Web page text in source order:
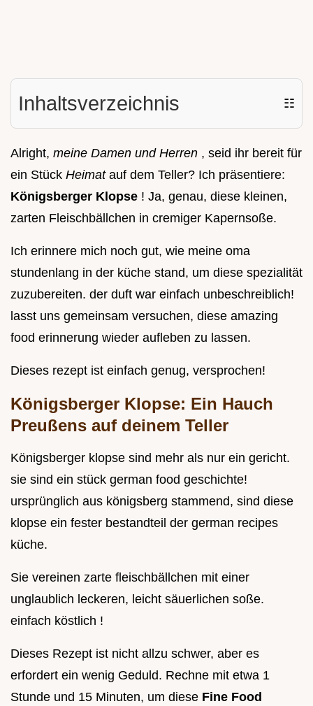
Inhaltsverzeichnis ☷
Alright, meine Damen und Herren , seid ihr bereit für
ein Stück Heimat auf dem Teller? Ich präsentiere:
Königsberger Klopse ! Ja, genau, diese kleinen,
zarten Fleischbällchen in cremiger Kapernsoße.
Ich erinnere mich noch gut, wie meine oma
stundenlang in der küche stand, um diese spezialität
zuzubereiten. der duft war einfach unbeschreiblich!
lasst uns gemeinsam versuchen, diese amazing
food erinnerung wieder aufleben zu lassen.
Dieses rezept ist einfach genug, versprochen!
Königsberger Klopse: Ein Hauch
Preußens auf deinem Teller
Königsberger klopse sind mehr als nur ein gericht.
sie sind ein stück german food geschichte!
ursprünglich aus königsberg stammend, sind diese
klopse ein fester bestandteil der german recipes
küche.
Sie vereinen zarte fleischbällchen mit einer
unglaublich leckeren, leicht säuerlichen soße.
einfach köstlich !
Dieses Rezept ist nicht allzu schwer, aber es
erfordert ein wenig Geduld. Rechne mit etwa 1
Stunde und 15 Minuten, um diese Fine Food